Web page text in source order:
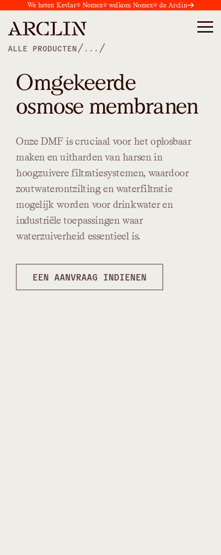
We heten Kevlar® Nomex® welkom Nomex® de Arclin
ALLE PRODUCTEN / ... /
Omgekeerde
osmose membranen
Onze DMF iscruciaal voor hetoplosbaar
maken en uitharden van harsen in
hoogzuivere filtratiesystemen, waardoor
zoutwaterontziltingen waterfiltratie
mogelijk worden voor drinkwateren
industriële toepassingen waar
waterzuiverheid essentieel is.
EEN AANVRAAG INDIENEN